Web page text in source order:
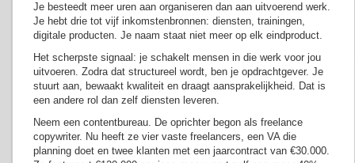
Je besteedt meer uren aan organiseren dan aan uitvoerend werk.
Je hebt drie tot vijf inkomstenbronnen: diensten, trainingen,
digitale producten. Je naam staat niet meer op elk eindproduct.
Het scherpste signaal: je schakelt mensen in die werk voor jou
uitvoeren. Zodra dat structureel wordt, ben je opdrachtgever. Je
stuurt aan, bewaakt kwaliteit en draagt aansprakelijkheid. Dat is
een andere rol dan zelf diensten leveren.
Neem een contentbureau. De oprichter begon als freelance
copywriter. Nu heeft ze vier vaste freelancers, een VA die
planning doet en twee klanten met een jaarcontract van €30.000.